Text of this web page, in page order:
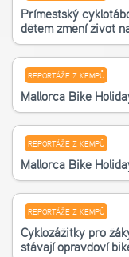
Příměstský
dětem změní život
REPORTÁŽE Z KEMPŮ
Mallorca Bike
REPORTÁŽE Z KEMPŮ
Mallorca Bike
REPORTÁŽE Z KEMPŮ
Cyklozážitky pro
stávají opravdoví